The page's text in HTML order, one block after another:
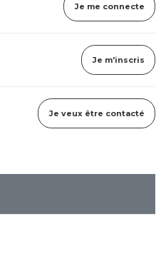
Je me connecte
Je m'inscris
Je veux être contacté